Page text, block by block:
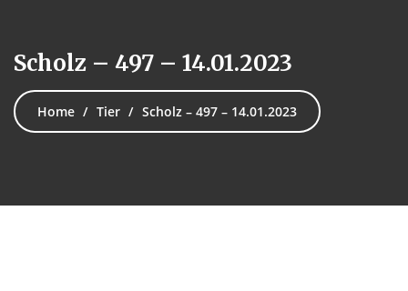
Scholz – 497 – 14.01.2023
Home Tier Scholz – 497 – 14.01.2023